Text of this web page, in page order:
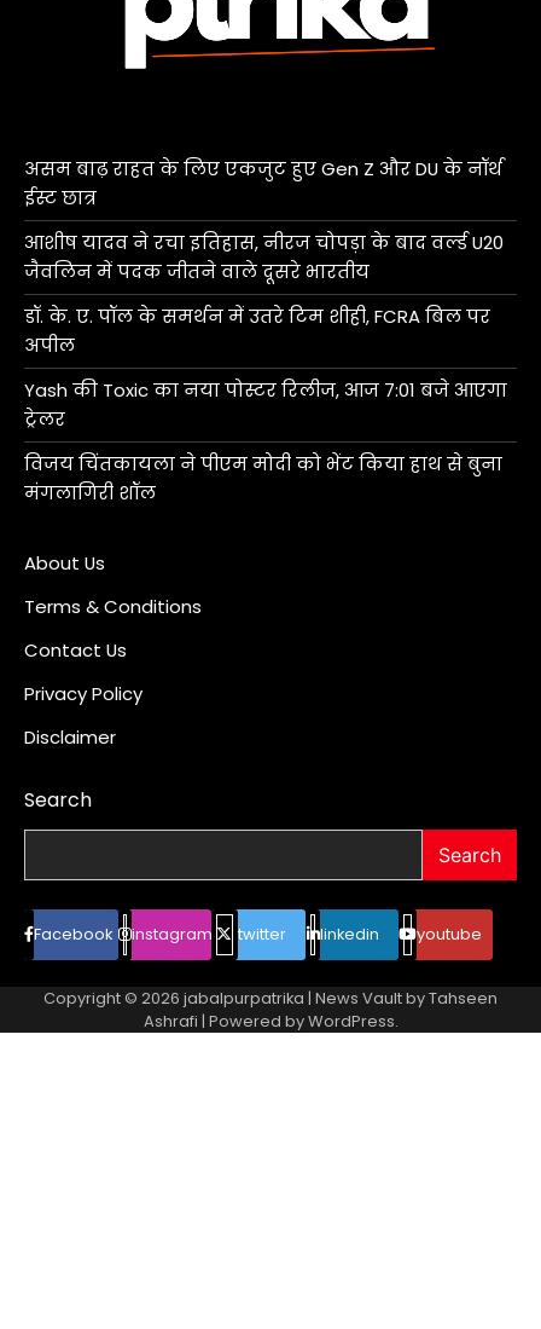
असम बाढ़ राहत के लिए एकजुट हुए Gen Z और DU के नॉर्थ
ईस्ट छात्र
आशीष यादव ने रचा इतिहास, नीरज चोपड़ा के बाद वर्ल्ड U20
जैवलिन में पदक जीतने वाले दूसरे भारतीय
डॉ. के. ए. पॉल के समर्थन में उतरे टिम शीही, FCRA बिल पर
अपील
Yash की Toxic का नया पोस्टर रिलीज, आज 7:01 बजे आएगा
ट्रेलर
विजय चिंतकायला ने पीएम मोदी को भेंट किया हाथ से बुना
मंगलागिरी शॉल
About Us
Terms & Conditions
Contact Us
Privacy Policy
Disclaimer
Search
Search
Facebook instagram twitter linkedin youtube
Copyright © 2026 jabalpurpatrika | News Vault byTahseen
Ashrafi | Powered byWordPress.